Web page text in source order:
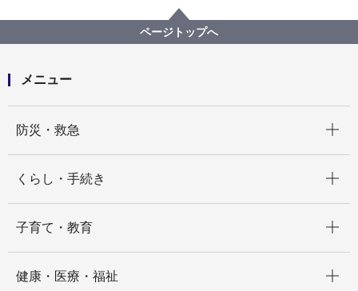
水道のＰＲ
広報印刷物（水道局）一覧
災害時給水所（さいがいじきゅうすいじょ）のおしら
ページトップへ
メニュー
防災・救急
くらし・手続き
子育て・教育
健康・医療・福祉